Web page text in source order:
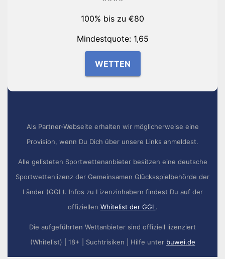
100% bis zu €80
Mindestquote: 1,65
WETTEN
Als Partner-Webseite erhalten wir möglicherweise eine
Provision, wenn Du Dich über unsere Links anmeldest.
Alle gelisteten Sportwettenanbieter besitzen eine deutsche
Sportwettenlizenz der Gemeinsamen Glücksspielbehörde der
Länder (GGL). Infos zu Lizenzinhabern findest Du auf der
offiziellen Whitelist der GGL .
Die aufgeführten Wettanbieter sind offiziell lizenziert
(Whitelist) | 18+ | Suchtrisiken | Hilfe unter buwei.de